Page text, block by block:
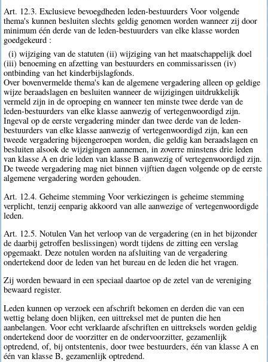
Art. 12.3. Exclusieve bevoegdheden leden-bestuurders Voor volgende
thema's kunnen besluiten slechts geldig genomen worden wanneer zij door
minimum één derde van de leden-bestuurders van elke klasse worden
goedgekeurd :
(i) wijziging van de statuten (ii) wijziging van het maatschappelijk doel
(iii) benoeming en afzetting van bestuurders en commissarissen (iv)
ontbinding van het kinderbijslagfonds.
Over bovenvermelde thema's kan de algemene vergadering alleen op geldige
wijze beraadslagen en besluiten wanneer de wijzigingen uitdrukkelijk
vermeld zijn in de oproeping en wanneer ten minste twee derde van de
leden-bestuurders van elke klasse aanwezig of vertegenwoordigd zijn.
Ingeval op de eerste vergadering minder dan twee derde van de leden-
bestuurders van elke klasse aanwezig of vertegenwoordigd zijn, kan een
tweede vergadering bijeengeroepen worden, die geldig kan beraadslagen en
besluiten alsook de wijzigingen aannemen, in zoverre minstens drie leden
van klasse A en drie leden van klasse B aanwezig of vertegenwoordigd zijn.
De tweede vergadering mag niet binnen vijftien dagen volgende op de eerste
algemene vergadering worden gehouden.
Art. 12.4. Geheime stemming Voor verkiezingen is geheime stemming
verplicht, tenzij eenparig akkoord van alle aanwezige of vertegenwoordigde
leden.
Art. 12.5. Notulen Van het verloop van de vergadering (en in het bijzonder
de daarbij getroffen beslissingen) wordt tijdens de zitting een verslag
opgemaakt. Deze notulen worden na afsluiting van de vergadering
ondertekend door de leden van het bureau en de leden die het vragen.
Zij worden bewaard in een speciaal daartoe op de zetel van de vereniging
bewaard register.
Leden kunnen op verzoek een afschrift bekomen en derden die van een
wettig belang doen blijken, een uittreksel met de punten die hen
aanbelangen. Voor echt verklaarde afschriften en uittreksels worden geldig
ondertekend door de voorzitter en de ondervoorzitter, gezamenlijk
optredend, of, bij ontstentenis, door twee bestuurders, één van klasse A en
één van klasse B, gezamenlijk optredend.